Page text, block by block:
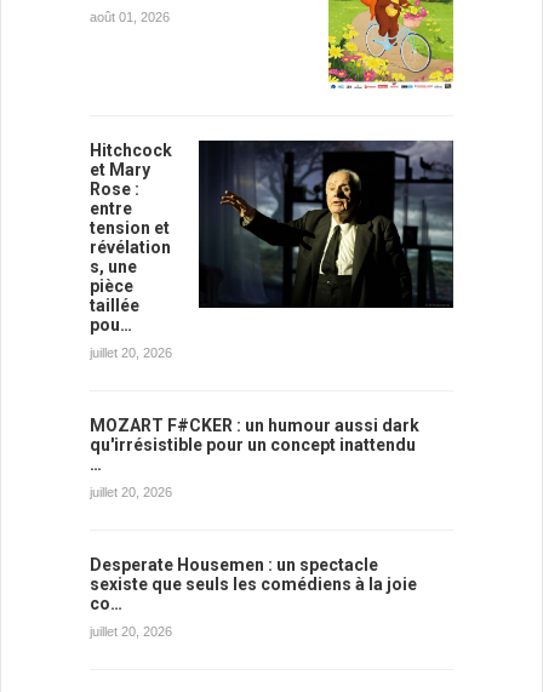
août 01, 2026
Hitchcock
et Mary
Rose :
entre
tension et
révélation
s, une
pièce
taillée
pou…
juillet 20, 2026
MOZART F#CKER : un humour aussi dark
qu'irrésistible pour un concept inattendu
…
juillet 20, 2026
Desperate Housemen : un spectacle
sexiste que seuls les comédiens à la joie
co…
juillet 20, 2026